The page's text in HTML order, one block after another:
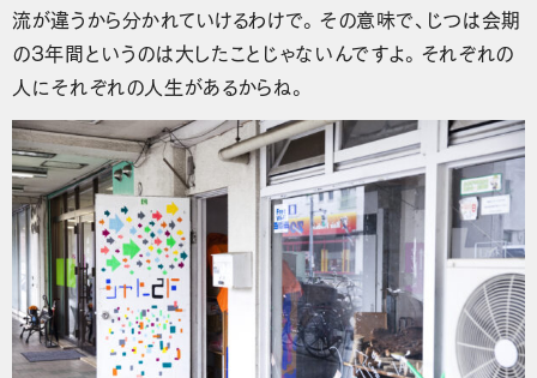
流が違うから分かれていけるわけで。その意味で、じつは会期
の3年間というのは大したことじゃないんですよ。それぞれの
人にそれぞれの人生があるからね。